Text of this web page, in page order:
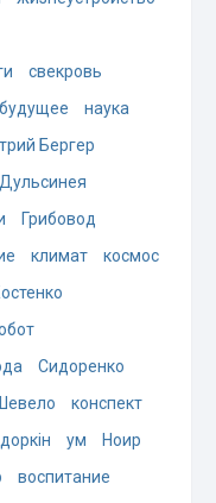
свекровь
будущее
наука
Бергер
Дульсинея
Грибовод
климат
космос
Сидоренко
конспект
ум
Ноир
воспитание